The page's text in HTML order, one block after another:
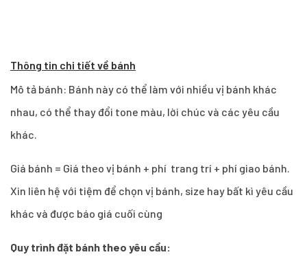
Thông tin chi tiết về bánh
Mô tả bánh: Bánh này có thể làm với nhiều vị bánh khác
nhau, có thể thay đổi tone màu, lời chúc và các yêu cầu
khác.
Giá bánh = Giá theo vị bánh + phí trang trí + phí giao bánh.
Xin liên hệ với tiệm để chọn vị bánh, size hay bất kì yêu cầu
khác và được báo giá cuối cùng
Quy trình đặt bánh theo yêu cầu: